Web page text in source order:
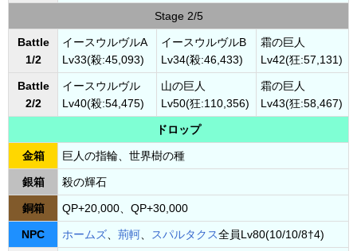
Stage 2/5
Battle
1/2
イースウルヴルA
Lv33(殺:45,093)
イースウルヴルB
Lv34(殺:46,433)
霜の巨人
Lv42(狂:57,131)
Battle
2/2
イースウルヴル
Lv40(殺:54,475)
山の巨人
Lv50(狂:110,356)
霜の巨人
Lv43(狂:58,467)
ドロップ
金箱 巨人の指輪、世界樹の種
銀箱 殺の輝石
銅箱 QP+20,000、QP+30,000
NPC ホームズ 荊軻 スパルタクス全員Lv80(10/10/8†4)